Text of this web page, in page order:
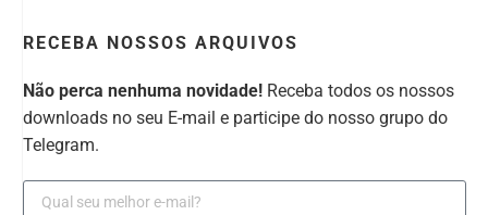
RECEBA NOSSOS ARQUIVOS
Não perca nenhuma novidade! Receba todos os nossos
downloads no seu E-mail e participe do nosso grupo do
Telegram.